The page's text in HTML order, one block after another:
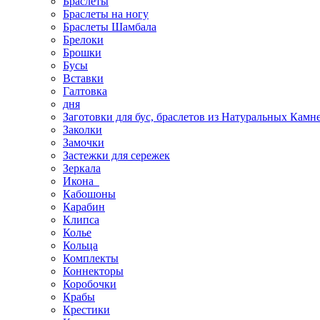
Браслеты на ногу
Браслеты Шамбала
Брелоки
Брошки
Бусы
Вставки
Галтовка
дня
Заготовки для бус, браслетов из Натуральных
Заколки
Замочки
Застежки для сережек
Зеркала
Икона
Кабошоны
Карабин
Клипса
Колье
Кольца
Комплекты
Коннекторы
Коробочки
Крабы
Крестики